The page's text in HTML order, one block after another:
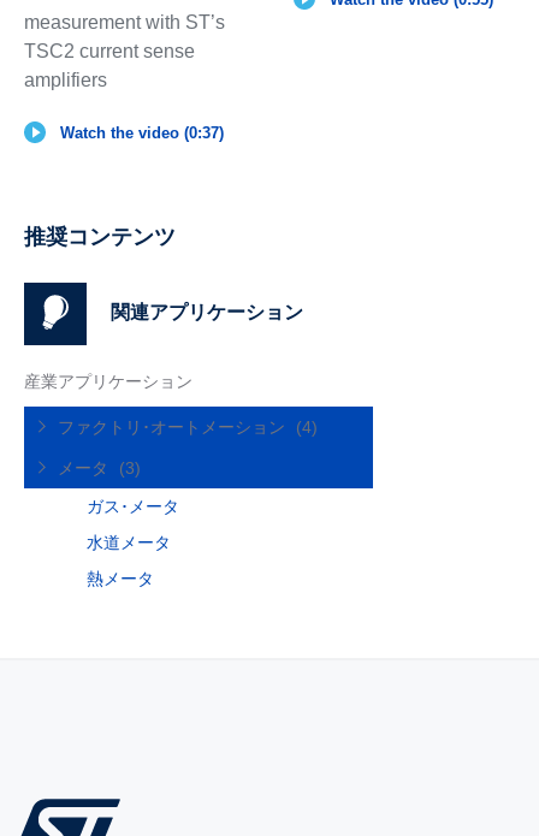
measurement with ST’s
TSC2 current sense
amplifiers
Watch the video (0:37)
推奨コンテンツ
関連アプリケーション
産業アプリケーション
ファクトリ･オートメーション (4)
メータ
(3)
ガス･メータ
水道メータ
熱メータ